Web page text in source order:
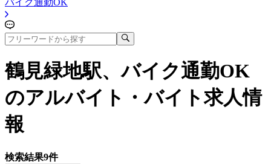
鶴見緑地駅、バイク通勤OK
のアルバイト・バイト求人情
報
検索結果9件